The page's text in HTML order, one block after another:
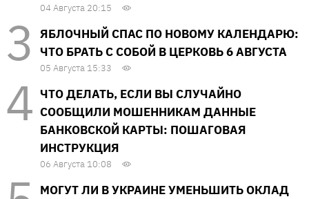
04 Августа 20:15
ЯБЛОЧНЫЙ СПАС ПО НОВОМУ КАЛЕНДАРЮ:
ЧТО БРАТЬ С СОБОЙ В ЦЕРКОВЬ 6 АВГУСТА
05 Августа 15:33
ЧТО ДЕЛАТЬ, ЕСЛИ ВЫ СЛУЧАЙНО
СООБЩИЛИ МОШЕННИКАМ ДАННЫЕ
БАНКОВСКОЙ КАРТЫ: ПОШАГОВАЯ
ИНСТРУКЦИЯ
06 Августа 10:08
МОГУТ ЛИ В УКРАИНЕ УМЕНЬШИТЬ ОКЛАД